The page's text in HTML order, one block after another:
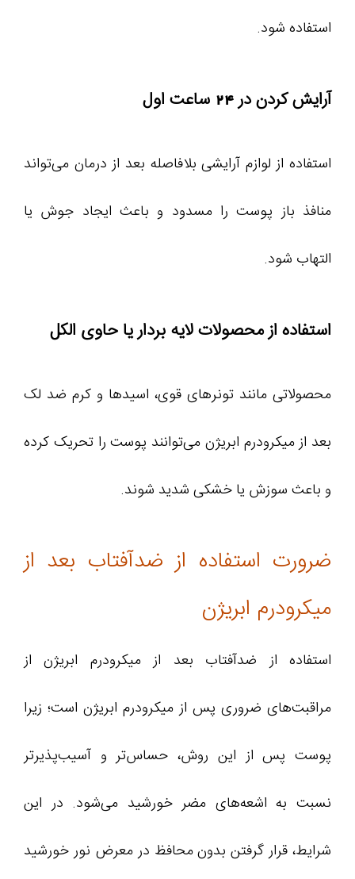
استفاده شود.
آرایش کردن در 24 ساعت اول
استفاده از لوازم آرایشی بلافاصله بعد از درمان می‌تواند
منافذ باز پوست را مسدود و باعث ایجاد جوش یا
التهاب شود.
استفاده از محصولات لایه‌ بردار یا حاوی الکل
محصولاتی مانند تونرهای قوی، اسیدها و کرم ضد لک
بعد از میکرودرم ابریژن می‌توانند پوست را تحریک کرده
و باعث سوزش یا خشکی شدید شوند.
ضرورت استفاده از ضدآفتاب بعد از
میکرودرم ابریژن
استفاده از ضدآفتاب بعد از میکرودرم ابریژن از
مراقبت‌های ضروری پس از میکرودرم ابریژن است؛ زیرا
پوست پس از این روش، حساس‌تر و آسیب‌پذیرتر
نسبت به اشعه‌های مضر خورشید می‌شود. در این
شرایط، قرار گرفتن بدون محافظ در معرض نور خورشید